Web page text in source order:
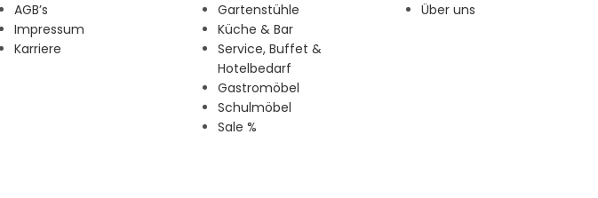
AGB’s
Impressum
Karriere
Gartenstühle
Küche & Bar
Service, Buffet &
Hotelbedarf
Gastromöbel
Schulmöbel
Sale %
Über uns